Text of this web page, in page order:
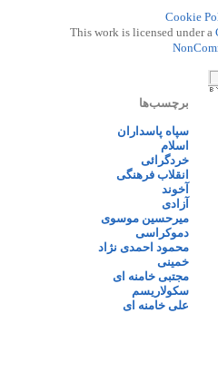
Cookie
This work is licensed under a
برچسب‌ها
سپاه پاسداران
اسلام
خردگرائی
انقلاب فرهنگی
آخوند
آزادی
میرحسین موسوی
دموکراسی
محمود احمدی نژاد
خمینی
مجتبی خامنه ای
سکولاریسم
علی خامنه ای